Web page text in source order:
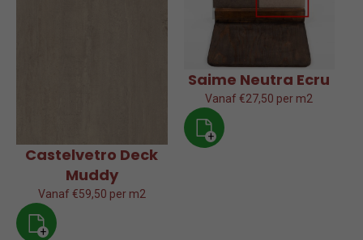
Castelvetro Deck
Muddy
Vanaf €59,50 per m2
+
Saime Neutra Ecru
Vanaf €27,50 per m2
+